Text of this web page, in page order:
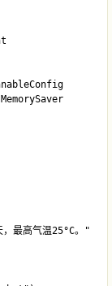
最高气温25°C。"